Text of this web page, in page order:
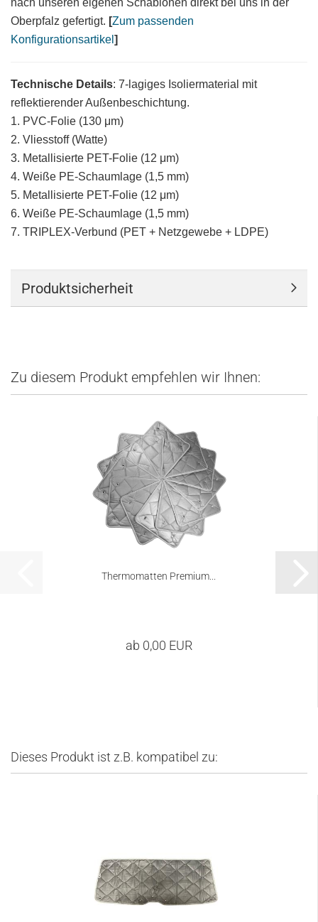
nach unseren eigenen Schablonen direkt bei uns in der
Oberpfalz gefertigt. [Zum passenden
Konfigurationsartikel ]
Technische Details: 7-lagiges Isoliermaterial mit
reflektierender Außenbeschichtung.
1. PVC-Folie (130 μm)
2. Vliesstoff (Watte)
3. Metallisierte PET-Folie (12 μm)
4. Weiße PE-Schaumlage (1,5 mm)
5. Metallisierte PET-Folie (12 μm)
6. Weiße PE-Schaumlage (1,5 mm)
7. TRIPLEX-Verbund (PET + Netzgewebe + LDPE)
Produktsicherheit
Zu diesem Produkt empfehlen wir Ihnen:
Thermomatten Premium...
ab 0,00 EUR
Dieses Produkt ist z.B. kompatibel zu: